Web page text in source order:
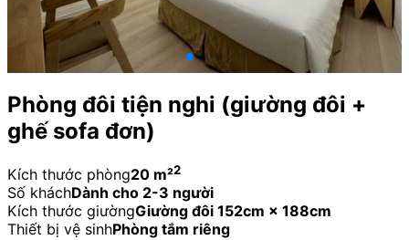
Phòng đôi tiện nghi (giường đôi +
ghế sofa đơn)
Kích thước phòng20 m²2
Số kháchDành cho 2-3 người
Kích thước giườngGiường đôi 152cm × 188cm
Thiết bị vệ sinhPhòng tắm riêng